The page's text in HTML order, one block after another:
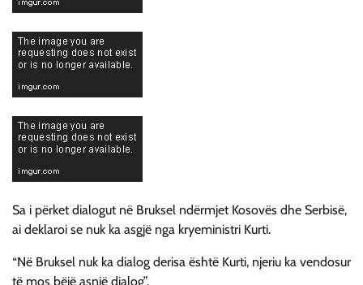
Sa i përket dialogut në Bruksel ndërmjet Kosovës dhe Serbisë,
ai deklaroi se nuk ka asgjë nga kryeministri Kurti.
“Në Bruksel nuk ka dialog derisa është Kurti, njeriu ka vendosur
të mos bëjë asnjë dialog”.